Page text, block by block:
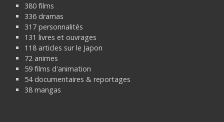
380 films
336 dramas
317 personnalités
131 livres et ouvrages
118 articles sur le Japon
72 animes
59 films d'animation
54 documentaires & reportages
38 mangas